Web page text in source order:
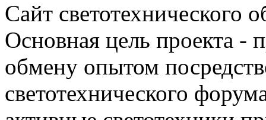
Сайт светотехнического
Основная цель проекта -
обмену опытом
светотехнического